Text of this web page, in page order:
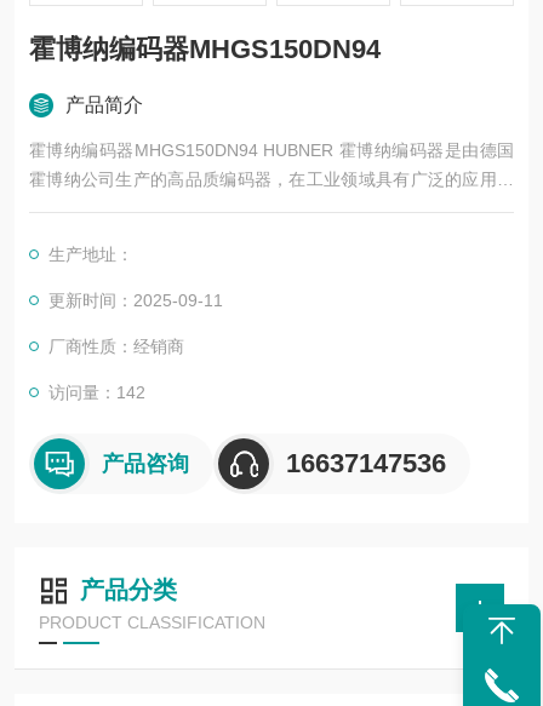
霍博纳编码器MHGS150DN94
产品简介
霍博纳编码器MHGS150DN94 HUBNER 霍博纳编码器是由德国
霍博纳公司生产的高品质编码器，在工业领域具有广泛的应用和
较高的度。以下是其详细简介：
生产地址：
更新时间：2025-09-11
厂商性质：经销商
访问量：142
产品咨询 16637147536
产品分类
PRODUCT CLASSIFICATION